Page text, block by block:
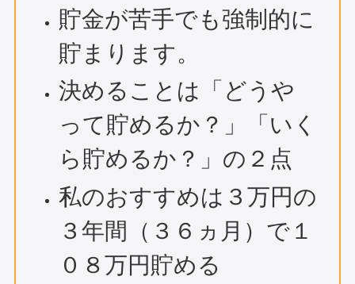
貯金が苦手でも強制的に
貯まります。
決めることは「どうや
って貯めるか？」「いく
ら貯めるか？」の２点
私のおすすめは３万円の
３年間（３６ヵ月）で１
０８万円貯める